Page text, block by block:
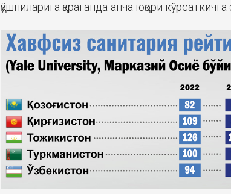
қўшниларига қараганда анча юқори